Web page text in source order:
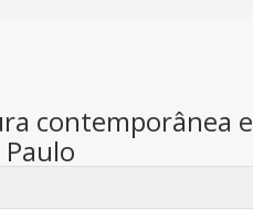
contemporânea e